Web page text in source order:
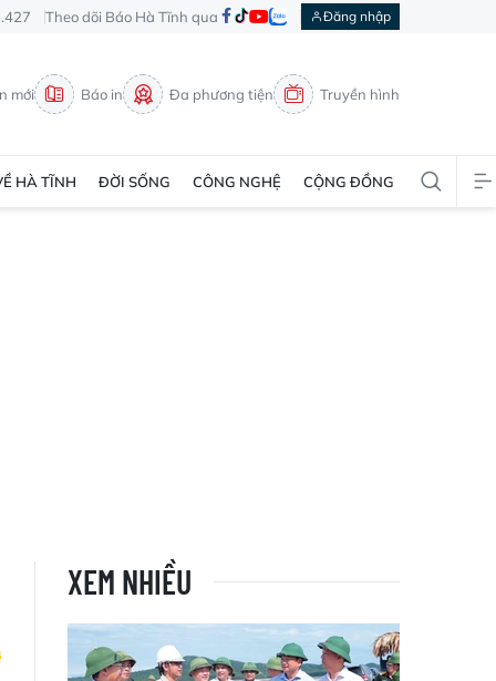
Theo dõi Báo Hà Tĩnh qua Đăng nhập
mới Báo in Đa phương tiện Truyền hình
HÀ TĨNH ĐỜI SỐNG CÔNG NGHỆ CỘNG ĐỒNG
XEM NHIỀU